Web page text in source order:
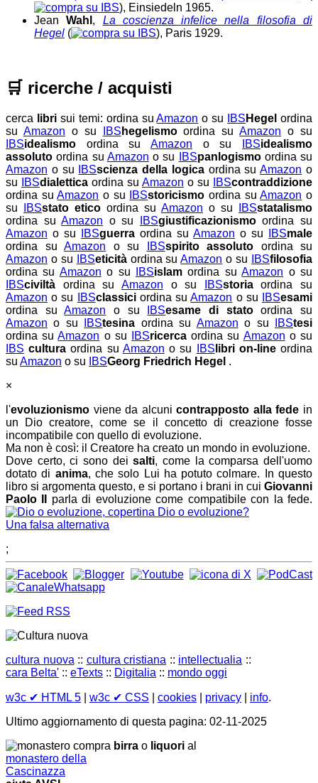
), Einsiedeln 1965.
JeanWahl , La coscienza infelice nella filosofia di
Hegel ( ), Paris 1929.
🛒 ricerche / acquisti
cerca librisui temi: ordina suAmazon o su IBS Hegel ordina
su Amazon o su IBS hegelismo ordina suAmazon o su
IBSidealismo ordina suAmazon o su IBSidealismo
assoluto ordina su Amazon o su IBSpanlogismo ordina su
Amazon o su IBSscienza della logica ordina suAmazon o
su
IBSdialettica ordina su Amazon o su IBScontraddizione
ordina suAmazon o su IBSstoricismo ordina suAmazon o
su
IBSstato etico ordina su Amazon o su IBSstatalismo
ordina suAmazon o su IBSgiustificazionismo ordina su
Amazon o su IBSguerra ordina su Amazon o su IBSmale
ordina su Amazon o su IBSspirito assoluto
ordina su
Amazon o su IBSeticità ordina suAmazon o su IBSfilosofia
ordina su Amazon o su IBSislam ordina suAmazon o su
IBSciviltà ordina su Amazon o su IBSstoria
ordina su
Amazon o su IBSclassici ordina suAmazon o su IBSesami
ordina suAmazon o su IBSesame di stato
ordina su
Amazon o su IBStesina ordina su Amazon o su IBStesi
ordina suAmazon o su IBSricerca ordina su Amazon o su
IBS cultura ordina su Amazon o su IBS libri on-line ordina
su Amazon o su IBSGeorg Friedrich Hegel .
×
l'evoluzionismo viene da alcunicontrapposto alla fede in
un Dio creatore, come se il concetto di creazione fosse
incompatibile con quello di evoluzione.
Ma non è così: il Creatore ha creato un mondo in evoluzione.
Dove certo, ci sono deisalti, come la comparsa dell'uomo
dotato di anima, che solo Lui ha potuto colmare. In questo
libro si argomenta questo, e si portano i brani in cui Giovanni
Paolo II
parla di evoluzione come compatibile con la fede.
Dio o evoluzione?
Una falsa alternativa
;
cultura nuova :: cultura cristiana :: intellectualia ::
cara Belta' :: eTexts :: Digitalia :: mondo oggi
w3c ✔ HTML 5 w3c ✔ CSS cookies privacy info.
Ultimo aggiornamento di questa pagina: 02-11-2025
compra birra o liquori al
monastero della
Cascinazza